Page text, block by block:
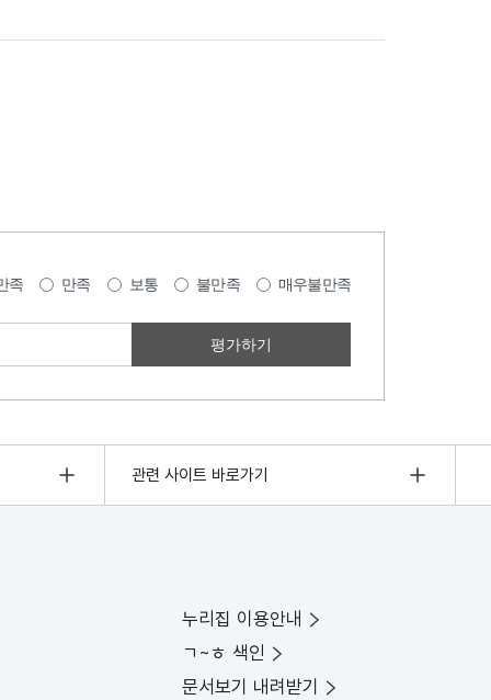
족 만족 보통 불만족 매우불만족
관련 사이트 바로가기
누리집 이용안내
ㄱ~ㅎ 색인
문서보기 내려받기